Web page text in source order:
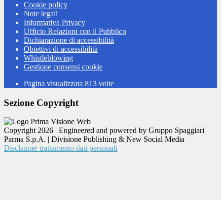
Cookie policy
Note legali
Informativa Privacy
Ufficio Relazioni con il Pubblico
Dichiarazione di accessibilità
Obiettivi di accessibilità
Whistleblowing
Gestione consensi cookie
Pagina visualizzata 813 volte
Sezione Copyright
Copyright 2026 | Engineered and powered by Gruppo Spaggiari
Parma S.p.A. | Divisione Publishing & New Social Media
Disclaimer trattamento dati personali